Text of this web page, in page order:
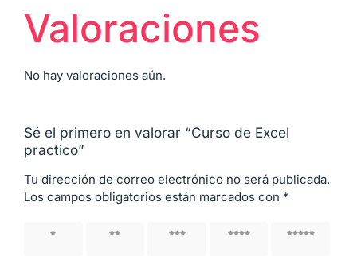
Valoraciones
No hay valoraciones aún.
Sé el primero en valorar “Curso de Excel
practico”
Tu dirección de correo electrónico no será publicada.
Los campos obligatorios están marcados con *
1 de 5 2 de 5 3 de 5 4 de 5 5 de 5